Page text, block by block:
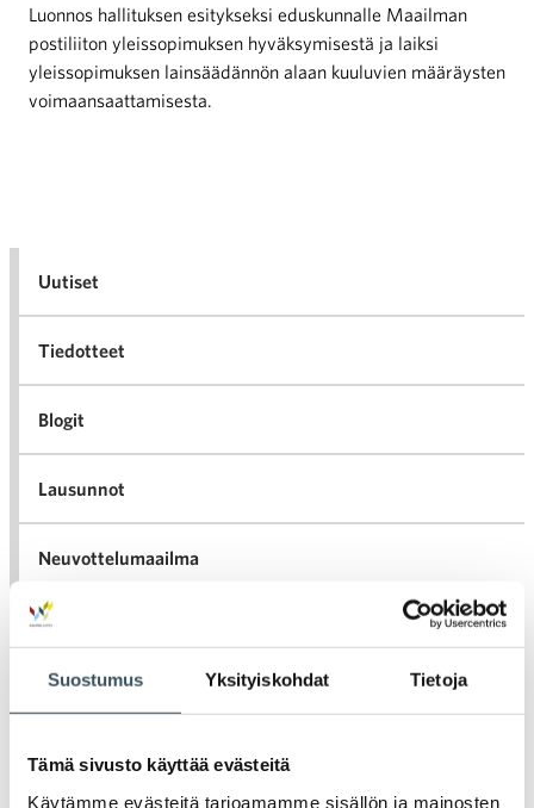
Suostumus Yksityiskohdat Tietoja
Tämä sivusto käyttää evästeitä
Käytämme evästeitä tarjoamamme sisällön ja mainosten
Luonnos hallituksen esitykseksi eduskunnalle Maailman
postiliiton yleissopimuksen hyväksymisestä ja laiksi
yleissopimuksen lainsäädännön alaan kuuluvien määräysten
voimaansaattamisesta.
Uutiset
Tiedotteet
Blogit
Lausunnot
Neuvottelumaailma
Häiriötilanteisiin varautuminen
Tarinoita kaupan alalta